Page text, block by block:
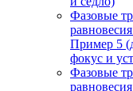
Фазовые
Пример 5
фокус и
Фазовые